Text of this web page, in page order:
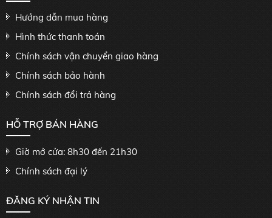
Hướng dẫn mua hàng
Hình thức thanh toán
Chính sách vận chuyển giao hàng
Chính sách bảo hành
Chính sách đổi trả hàng
HỖ TRỢ BÁN HÀNG
Giờ mở cửa: 8h30 đến 21h30
Chính sách đại lý
ĐĂNG KÝ NHẬN TIN